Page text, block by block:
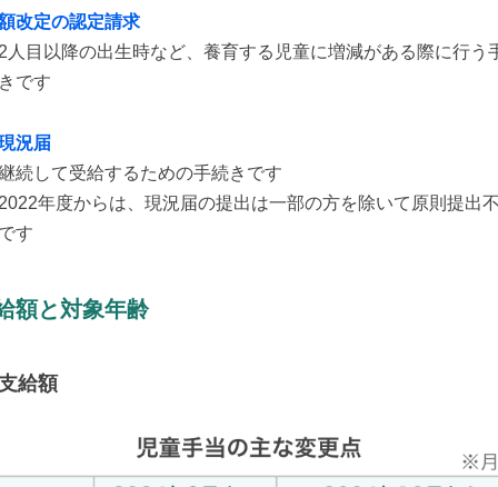
改定の認定請求
人目以降の出生時など、養育する児童に増減がある際に行う
です
況届
続して受給するための手続きです
年度からは、現況届の提出は一部の方を除いて原則提出
す
額と対象年齢
給額